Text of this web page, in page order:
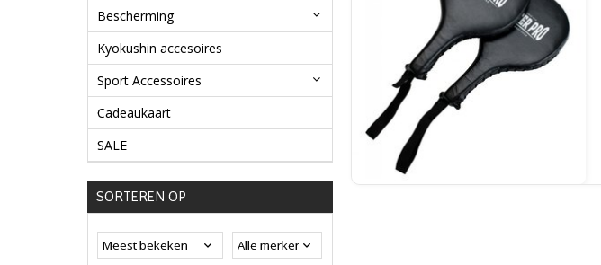
Bescherming
Kyokushin accesoires
Sport Accessoires
Cadeaukaart
SALE
SORTEREN OP